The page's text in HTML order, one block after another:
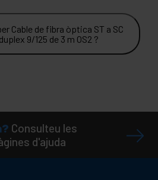
Cable de fibra òptica ST a SC
9/125 de 3 m OS2 ?
Consulteu les
d'ajuda